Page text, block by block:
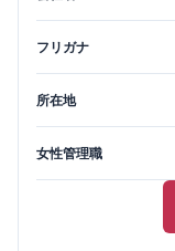
フリガナ
所在地
女性管理職